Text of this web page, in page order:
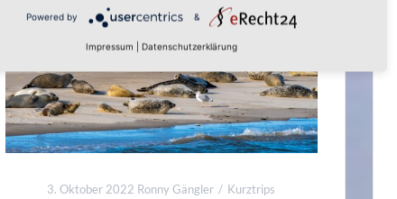
3. Oktober 2022 Ronny Gängler Kurztrips
Powered by &
Impressum Datenschutzerklärung